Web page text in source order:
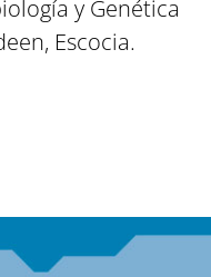
y Genética
Escocia.